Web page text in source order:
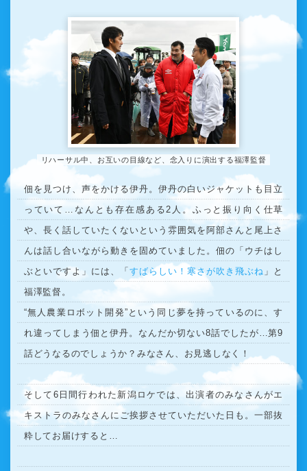
リハーサル中、お互いの目線など、念入りに演出する福澤監督
佃を見つけ、声をかける伊丹。伊丹の白いジャケットも目立
っていて…なんとも存在感ある2人。ふっと振り向く仕草
や、長く話していたくないという雰囲気を阿部さんと尾上さ
んは話し合いながら動きを固めていました。佃の「ウチはし
ぶといですよ」には、「すばらしい！寒さが吹き飛ぶね 」と
福澤監督。
“無人農業ロボット開発”という同じ夢を持っているのに、す
れ違ってしまう佃と伊丹。なんだか切ない8話でしたが…第9
話どうなるのでしょうか？みなさん、お見逃しなく！
そして6日間行われた新潟ロケでは、出演者のみなさんがエ
キストラのみなさんにご挨拶させていただいた日も。一部抜
粋してお届けすると…